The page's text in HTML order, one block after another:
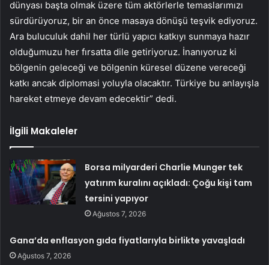
dünyası başta olmak üzere tüm aktörlerle temaslarımızı
sürdürüyoruz, bir an önce masaya dönüşü teşvik ediyoruz.
Ara buluculuk dahil her türlü yapıcı katkıyı sunmaya hazır
olduğumuzu her fırsatta dile getiriyoruz. İnanıyoruz ki
bölgenin geleceği ve bölgenin küresel düzene vereceği
katkı ancak diplomasi yoluyla olacaktır. Türkiye bu anlayışla
hareket etmeye devam edecektir” dedi.
İlgili Makaleler
Borsa milyarderi Charlie Munger tek
yatırım kuralını açıkladı: Çoğu kişi tam
tersini yapıyor
Ağustos 7, 2026
Gana’da enflasyon gıda fiyatlarıyla birlikte yavaşladı
Ağustos 7, 2026